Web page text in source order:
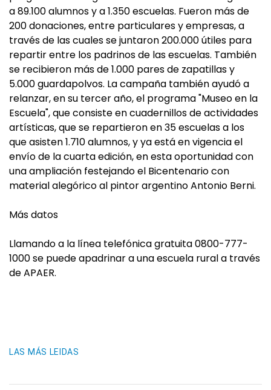
a 89.100 alumnos y a 1.350 escuelas. Fueron más de
200 donaciones, entre particulares y empresas, a
través de las cuales se juntaron 200.000 útiles para
repartir entre los padrinos de las escuelas. También
se recibieron más de 1.000 pares de zapatillas y
5.000 guardapolvos. La campaña también ayudó a
relanzar, en su tercer año, el programa "Museo en la
Escuela", que consiste en cuadernillos de actividades
artísticas, que se repartieron en 35 escuelas a los
que asisten 1.710 alumnos, y ya está en vigencia el
envío de la cuarta edición, en esta oportunidad con
una ampliación festejando el Bicentenario con
material alegórico al pintor argentino Antonio Berni.
Más datos
Llamando a la línea telefónica gratuita 0800-777-
1000 se puede apadrinar a una escuela rural a través
de APAER.
LAS MÁS LEIDAS